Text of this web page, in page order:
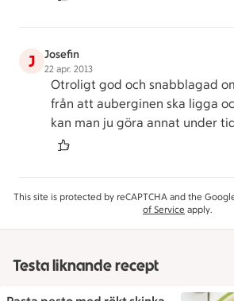
J Josefin
22 apr. 2013
Otroligt god och snabblagad
från att auberginen ska ligga
kan man ju göra annat under
This site is protected by reCAPTCHA and the
of Service apply.
Testa liknande recept